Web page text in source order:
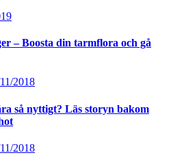
– Boosta din tarmflora och gå
2018
så nyttigt? Läs storyn bakom
2018